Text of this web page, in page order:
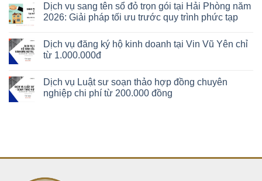
Dịch vụ sang tên sổ đỏ trọn gói tại Hải Phòng năm
2026: Giải pháp tối ưu trước quy trình phức tạp
Dịch vụ đăng ký hộ kinh doanh tại Vin Vũ Yên chỉ
từ 1.000.000đ
Dịch vụ Luật sư soạn thảo hợp đồng chuyên
nghiệp chi phí từ 200.000 đồng